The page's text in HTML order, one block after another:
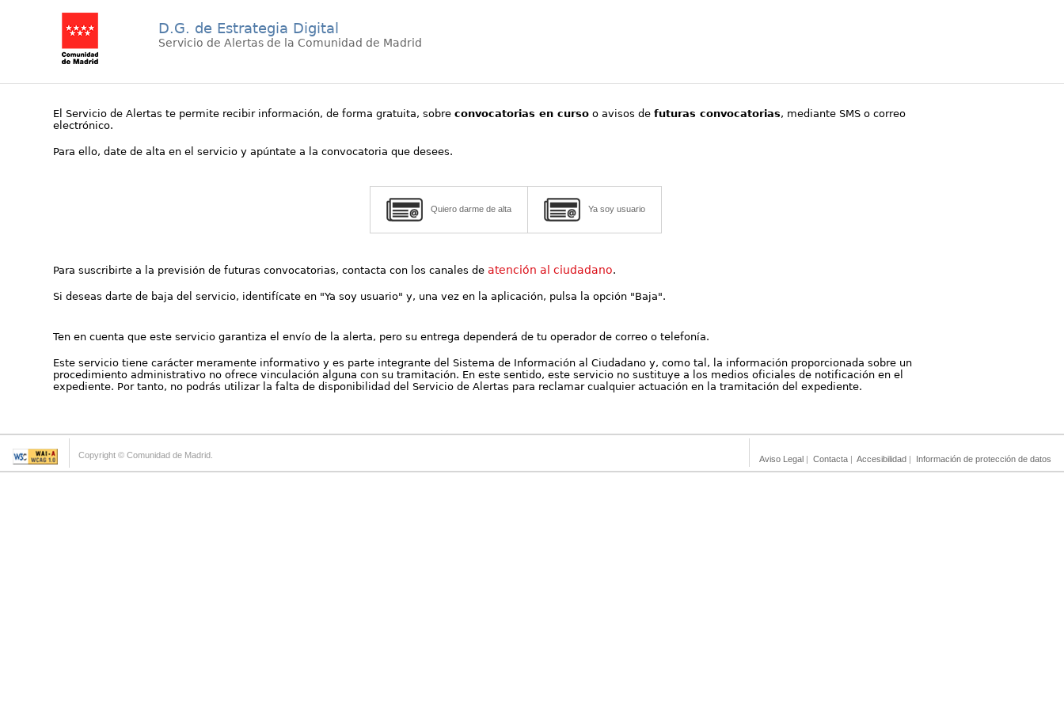
D.G. de Estrategia Digital
Servicio de Alertas de la Comunidad de Madrid
El Servicio de Alertas te permite recibir información, de forma gratuita, sobreconvocatorias en curso o avisos defuturas convocatorias, mediante SMS o correo
electrónico.
Para ello, date de alta en el servicio y apúntate a la convocatoria que desees.
Quiero darme de alta Ya soy usuario
Para suscribirte a la previsión de futuras convocatorias, contacta con los canales deatención al ciudadano.
Si deseas darte de baja del servicio, identifícate en "Ya soy usuario" y, una vez en la aplicación, pulsa la opción "Baja".
Ten en cuenta que este servicio garantiza el envío de la alerta, pero su entrega dependerá de tu operador de correo o telefonía.
Este servicio tiene carácter meramente informativo y es parte integrante del Sistema de Información al Ciudadano y, como tal, la información proporcionada sobre un
procedimiento administrativo no ofrece vinculación alguna con su tramitación. En este sentido, este servicio no sustituye a los medios oficiales de notificación en el
expediente. Por tanto, no podrás utilizar la falta de disponibilidad del Servicio de Alertas para reclamar cualquier actuación en la tramitación del expediente.
Copyright © Comunidad de Madrid. Aviso Legal | Contacta | Accesibilidad | Información de protección de datos